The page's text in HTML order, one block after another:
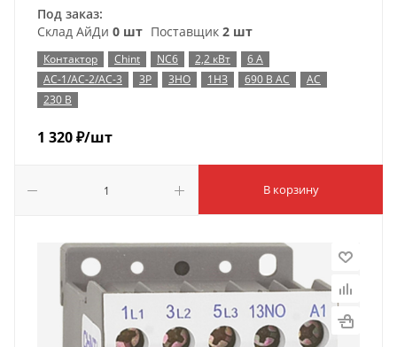
Под заказ:
Склад АйДи 0 шт Поставщик 2 шт
Контактор Chint NC6 2,2 кВт
6 А
AC-1/AC-2/AC-3
3P 3НО 1НЗ 690 В AC
AC
230 В
1 320₽/шт
В корзину